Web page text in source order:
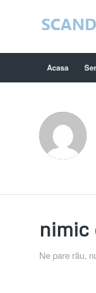
Acasa
nimic
Ne pare rău,